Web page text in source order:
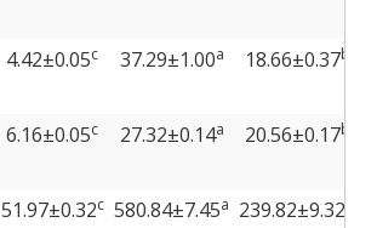
4.42±0.05c 37.29±1.00a 18.66±0.37b
6.16±0.05c 27.32±0.14a 20.56±0.17b
51.97±0.32c 580.84±7.45a 239.82±9.32